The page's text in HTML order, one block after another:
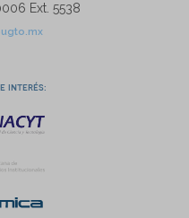
Ext. 5538
interés: